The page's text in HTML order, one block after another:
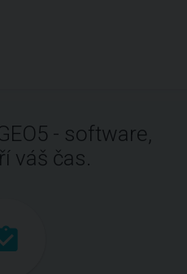
- software,
váš čas.